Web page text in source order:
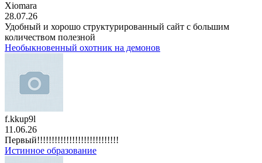
Xiomara
28.07.26
Удобный и хорошо структурированный сайт с большим
количеством полезной
Необыкновенный охотник на демонов
f.kkup9l
11.06.26
Первый!!!!!!!!!!!!!!!!!!!!!!!!!!!!
Истинное образование